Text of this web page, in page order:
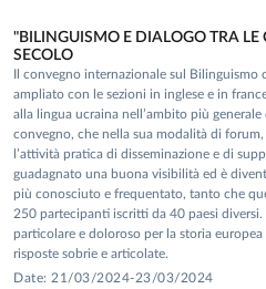
"BILINGUISMO E DIALOGO TRA LE
SECOLO
Il convegno internazionale sul Bilinguismo
ampliato con le sezioni in inglese e in
alla lingua ucraina nell’ambito più
convegno, che nella sua modalità di
l’attività pratica di disseminazione e di
guadagnato una buona visibilità ed è
più conosciuto e frequentato, tanto che
250 partecipanti iscritti da 40 paesi
particolare e doloroso per la storia
risposte sobrie e articolate.
Date: 21/03/2024-23/03/2024